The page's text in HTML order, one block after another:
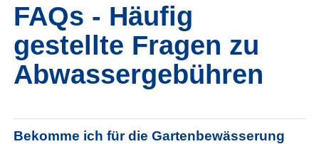
Unsere Mitarbeiterinnen und
Mitarbeiter
Antrag auf Kanalhausanschluß
Informationen zum Bringsystem
FAQs - Häufig
gestellte Fragen zu
Abwassergebühren
Bekomme ich für die Gartenbewässerung